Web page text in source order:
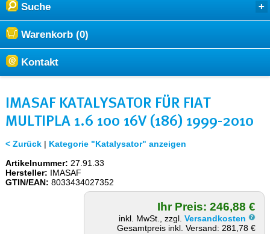
Suche
Warenkorb (0)
Kontakt
IMASAF KATALYSATOR FÜR FIAT
MULTIPLA 1.6 100 16V (186) 1999-2010
< Zurück| Kategorie "Katalysator" anzeigen
Artikelnummer: 27.91.33
Hersteller: IMASAF
GTIN/EAN: 8033434027352
Ihr Preis: 246,88 €
inkl. MwSt., zzgl.Versandkosten
Gesamtpreis inkl. Versand: 281,78 €